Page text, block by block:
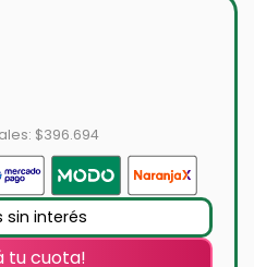
$396.694
interés
tu cuota!